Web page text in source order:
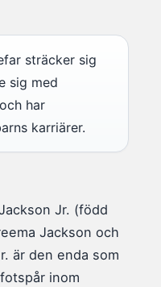
sträcker sig
sig med
har
karriärer.
Jr. (född
Jackson och
är den enda som
inom